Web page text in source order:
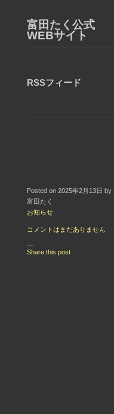
富田たく公式
WEBサイト
RSSフィード
Posted on 2025年2月13日 by
富田たく
お知らせ
コメントはまだありません
—
Share this post